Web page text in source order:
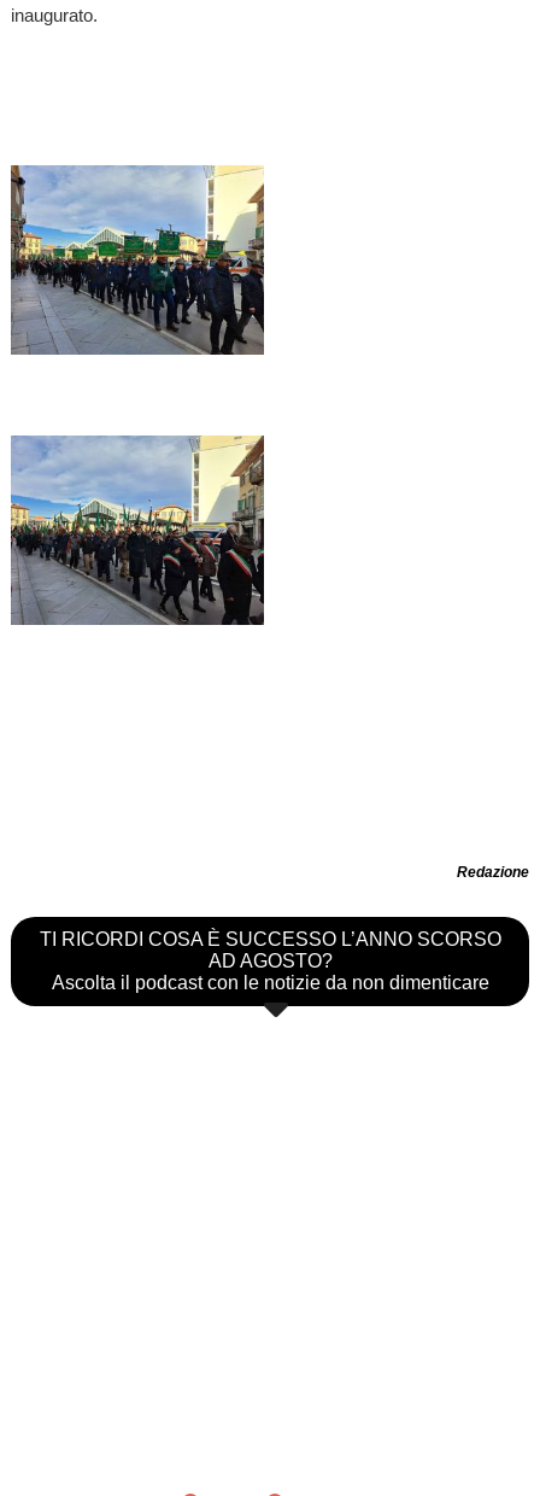
inaugurato.
Redazione
TI RICORDI COSA È SUCCESSO L’ANNO SCORSO
AD AGOSTO?
Ascolta il podcast con le notizie da non dimenticare